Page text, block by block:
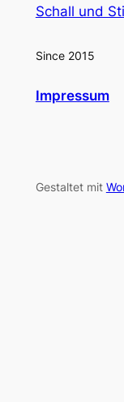
Schall und
Since 2015
Impressum
Gestaltet mit